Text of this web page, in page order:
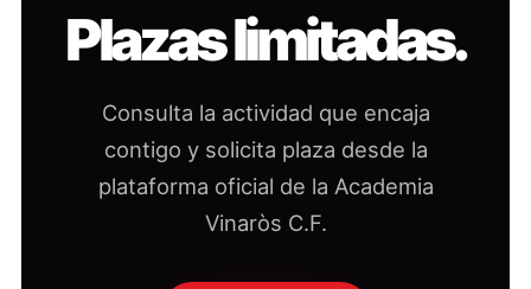
Plazas limitadas.
Consulta la actividad que encaja
contigo y solicita plaza desde la
plataforma oficial de la Academia
Vinaròs C.F.